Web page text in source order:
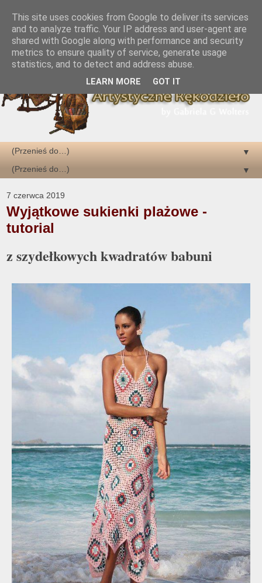
▼
▼
7 czerwca 2019
Wyjątkowe sukienki plażowe -
tutorial
z szydełkowych kwadratów babuni
This site uses cookies from Google to deliver its services
and to analyze traffic. Your IP address and user-agent are
shared with Google along with performance and security
metrics to ensure quality of service, generate usage
statistics, and to detect and address abuse.
LEARN MORE GOT IT